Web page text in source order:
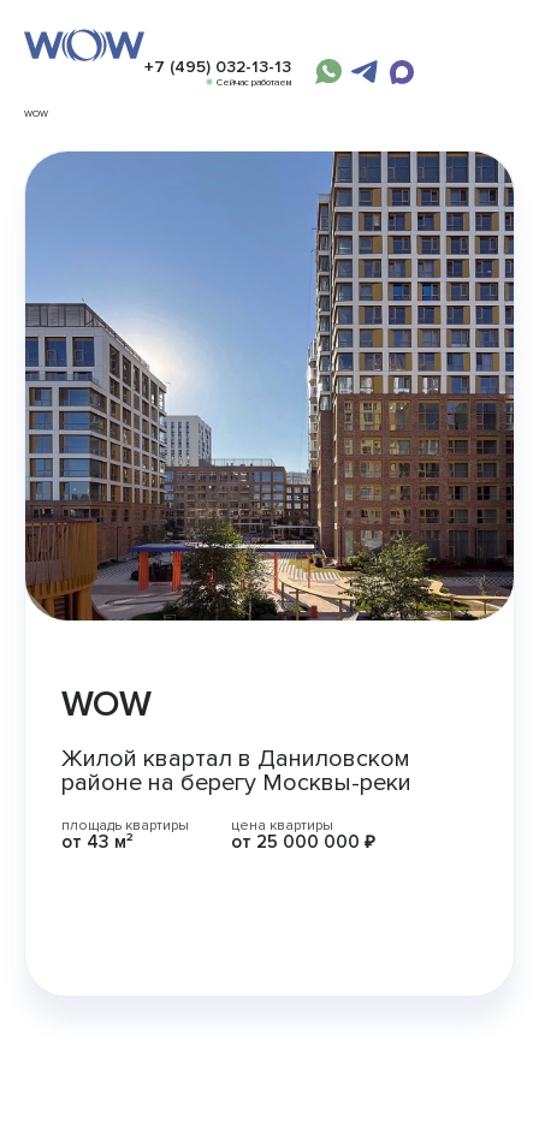
WOW
+7 (495) 032-13-13
Сейчас работаем
WOW
Жилой квартал в Даниловском
районе на берегу Москвы-реки
площадь квартиры
от 43 м²
цена квартиры
от 25 000 000 ₽